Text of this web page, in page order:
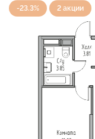
-23.3% 2 акции